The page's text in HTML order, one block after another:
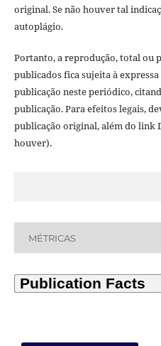
original. Se não houver tal
autoplágio.
Portanto, a reprodução, total ou
publicados fica sujeita à
publicação neste periódico,
publicação. Para efeitos legais,
publicação original, além do link
houver).
MÉTRICAS